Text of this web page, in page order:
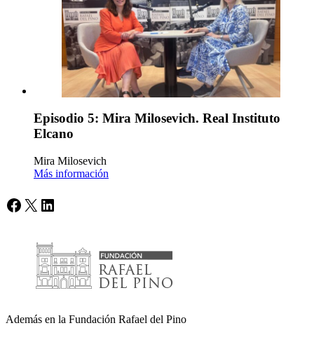
Episodio 5: Mira Milosevich. Real Instituto
Elcano
Mira Milosevich
Más información
Facebook
X LinkedIn
Además en la Fundación Rafael del Pino